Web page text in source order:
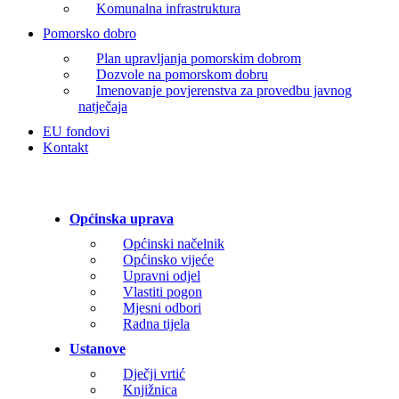
Komunalna infrastruktura
Pomorsko dobro
Plan upravljanja pomorskim dobrom
Dozvole na pomorskom dobru
Imenovanje povjerenstva za provedbu javnog
natječaja
EU fondovi
Kontakt
Općinska uprava
Općinski načelnik
Općinsko vijeće
Upravni odjel
Vlastiti pogon
Mjesni odbori
Radna tijela
Ustanove
Dječji vrtić
Knjižnica